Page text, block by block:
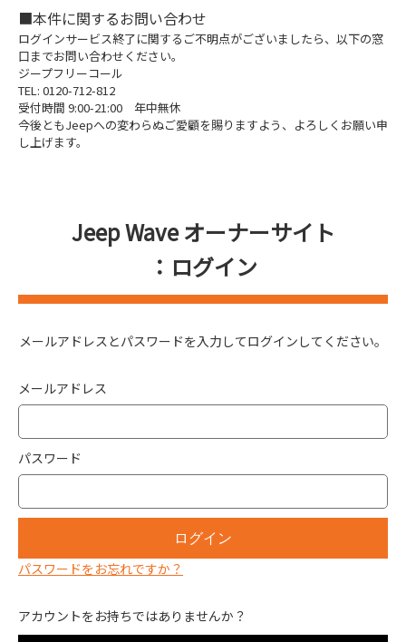
■本件に関するお問い合わせ
ログインサービス終了に関するご不明点がございましたら、以下の窓
口までお問い合わせください。
ジープフリーコール
TEL: 0120-712-812
受付時間 9:00-21:00 年中無休
今後ともJeepへの変わらぬご愛顧を賜りますよう、よろしくお願い申
し上げます。
Jeep Wave オーナーサイト
：ログイン
メールアドレスとパスワードを入力してログインしてください。
メールアドレス
パスワード
パスワードをお忘れですか？
アカウントをお持ちではありませんか？